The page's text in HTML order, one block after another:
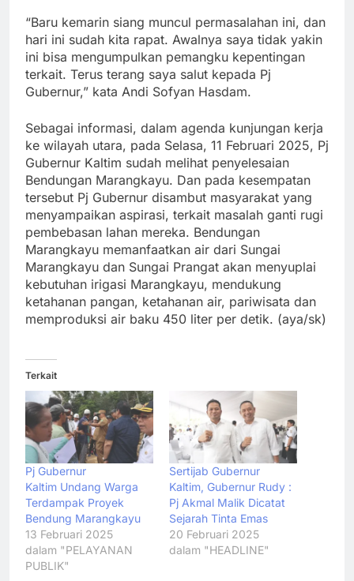
“Baru kemarin siang muncul permasalahan ini, dan
hari ini sudah kita rapat. Awalnya saya tidak yakin
ini bisa mengumpulkan pemangku kepentingan
terkait. Terus terang saya salut kepada Pj
Gubernur,” kata Andi Sofyan Hasdam.
Sebagai informasi, dalam agenda kunjungan kerja
ke wilayah utara, pada Selasa, 11 Februari 2025, Pj
Gubernur Kaltim sudah melihat penyelesaian
Bendungan Marangkayu. Dan pada kesempatan
tersebut Pj Gubernur disambut masyarakat yang
menyampaikan aspirasi, terkait masalah ganti rugi
pembebasan lahan mereka. Bendungan
Marangkayu memanfaatkan air dari Sungai
Marangkayu dan Sungai Prangat akan menyuplai
kebutuhan irigasi Marangkayu, mendukung
ketahanan pangan, ketahanan air, pariwisata dan
memproduksi air baku 450 liter per detik. (aya/sk)
Terkait
Pj Gubernur
Kaltim Undang Warga
Terdampak Proyek
Bendung Marangkayu
13 Februari 2025
dalam "PELAYANAN
PUBLIK"
Sertijab Gubernur
Kaltim, Gubernur Rudy :
Pj Akmal Malik Dicatat
Sejarah Tinta Emas
20 Februari 2025
dalam "HEADLINE"